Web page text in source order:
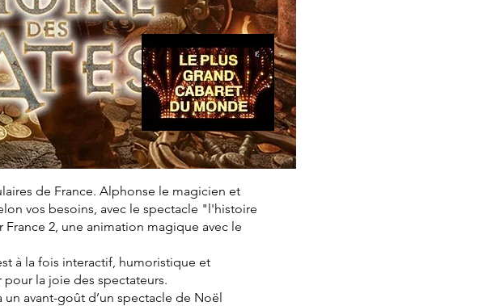
de France. Alphonse le magicien et
vos besoins, avec le spectacle "l'histoire
2, une animation magique avec le
à la fois interactif, humoristique et
la joie des spectateurs.
avant-goût d’un spectacle de Noël